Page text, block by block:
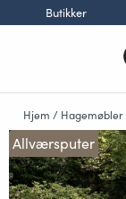
Butikker
Hjem / Hagemøbler
Allværsputer